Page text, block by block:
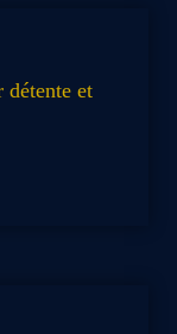
détente et